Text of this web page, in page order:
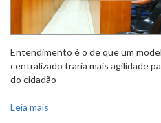
Entendimento é o de que um
centralizado traria mais agilidade
do cidadão
Leia mais